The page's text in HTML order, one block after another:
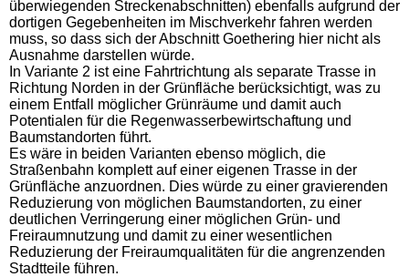
überwiegenden Streckenabschnitten) ebenfalls aufgrund der
dortigen Gegebenheiten im Mischverkehr fahren werden
muss, so dass sich der Abschnitt Goethering hier nicht als
Ausnahme darstellen würde.
In Variante 2 ist eine Fahrtrichtung als separate Trasse in
Richtung Norden in der Grünfläche berücksichtigt, was zu
einem Entfall möglicher Grünräume und damit auch
Potentialen für die Regenwasserbewirtschaftung und
Baumstandorten führt.
Es wäre in beiden Varianten ebenso möglich, die
Straßenbahn komplett auf einer eigenen Trasse in der
Grünfläche anzuordnen. Dies würde zu einer gravierenden
Reduzierung von möglichen Baumstandorten, zu einer
deutlichen Verringerung einer möglichen Grün- und
Freiraumnutzung und damit zu einer wesentlichen
Reduzierung der Freiraumqualitäten für die angrenzenden
Stadtteile führen.